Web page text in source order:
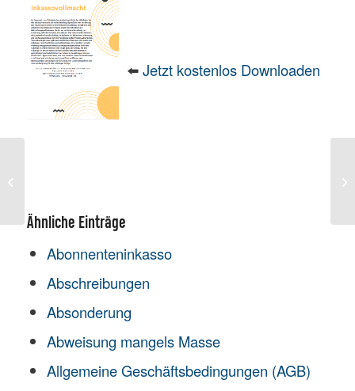
⬅️Jetzt kostenlos Downloaden
Ähnliche Einträge
Abonnenteninkasso
Abschreibungen
Absonderung
Abweisung mangels Masse
Allgemeine Geschäftsbedingungen (AGB)